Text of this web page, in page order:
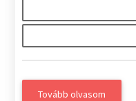
Tovább olvasom